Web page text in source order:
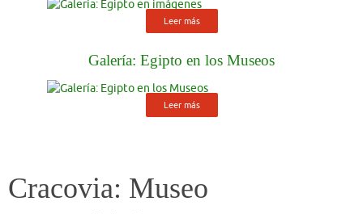
Cracovia: Museo
Arqueológico
El Museo Arqueológico de Cracovia
fue una prisión austríaca, y que en 1850 se estableció
definitivamente como el Museo Arqueológico actual, con una